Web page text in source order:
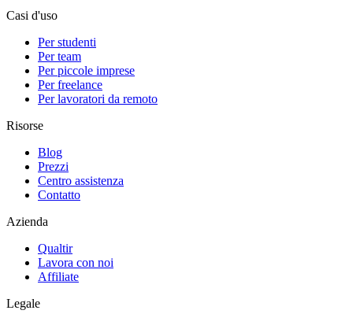
Casi d'uso
Per studenti
Per team
Per piccole imprese
Per freelance
Per lavoratori da remoto
Risorse
Blog
Prezzi
Centro assistenza
Contatto
Azienda
Qualtir
Lavora con noi
Affiliate
Legale